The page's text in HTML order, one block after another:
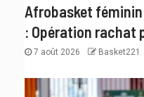
Afrobasket féminin
: Opération rachat
7 août 2026 Basket221